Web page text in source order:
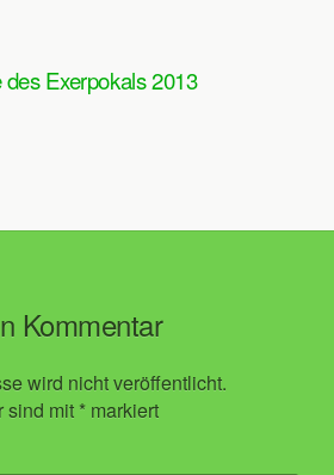
Exerpokals 2013
Kommentar
wird nicht veröffentlicht.
sind mit * markiert